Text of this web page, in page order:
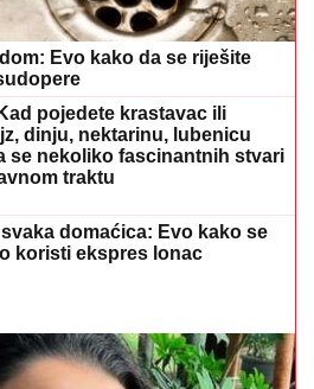
Evo kako da se riješite
pojedete krastavac ili
dinju, nektarinu, lubenicu
se nekoliko fascinantnih stvari
traktu
svaka domaćica: Evo kako se
koristi ekspres lonac